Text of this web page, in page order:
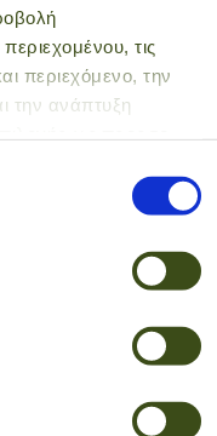
τις
περιεχόμενο, την
την ανάπτυξη
σχετικά με τη
μέτρων
σας σαρώνοντας
(δακτυλικό